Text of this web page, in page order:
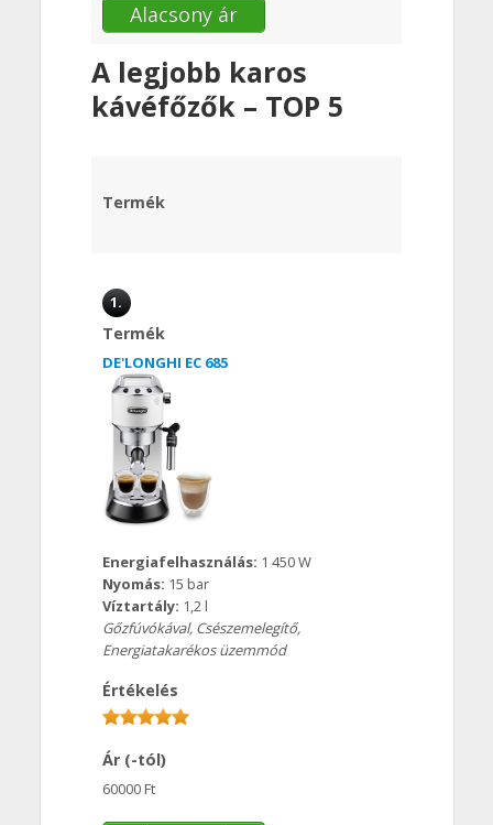
Alacsony ár
A legjobb karos
kávéfőzők – TOP 5
Termék
1.
Termék
DE'LONGHI EC 685
Energiafelhasználás: 1 450 W
Nyomás: 15 bar
Víztartály: 1,2 l
Gőzfúvókával, Csészemelegítő,
Energiatakarékos üzemmód
Értékelés
Ár (-tól)
60000 Ft